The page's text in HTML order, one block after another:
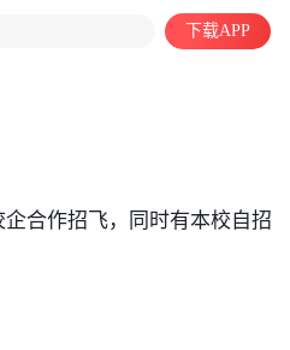
下载APP
合作招飞，同时有本校自招